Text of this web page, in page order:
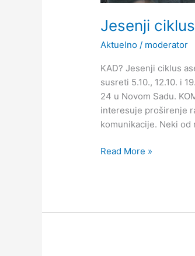
Jesenji
Aktuelno / moderator
KAD? Jesenji ciklus
susreti 5.10., 12.10. i
24 u Novom Sadu.
interesuje proširenje
komunikacije. Neki
Read More »